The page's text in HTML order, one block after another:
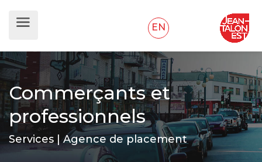
EN
Commerçants et
professionnels
Services | Agence de placement